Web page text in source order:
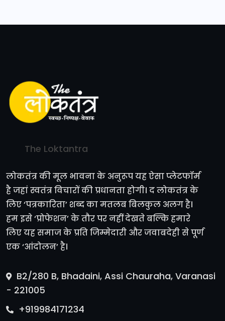
The Loktantra
लोकतंत्र की मूल भावना के अनुरूप यह ऐसा प्लेटफॉर्म
है जहां स्वतंत्र विचारों की प्रधानता होगी। द लोकतंत्र के
लिए ‘पत्रकारिता’ शब्द का मतलब बिलकुल अलग है।
हम इसे ‘प्रोफेशन’ के तौर पर नहीं देखते बल्कि हमारे
लिए यह समाज के प्रति जिम्मेदारी और जवाबदेही से पूर्ण
एक ‘आंदोलन’ है।
B2/280 B, Bhadaini, Assi Chauraha, Varanasi
- 221005
+919984171234